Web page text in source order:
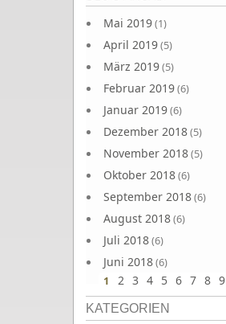
Mai 2019(1)
April 2019(5)
März 2019(5)
Februar 2019(6)
Januar 2019(6)
Dezember 2018(5)
November 2018(5)
Oktober 2018(6)
September 2018(6)
August 2018(6)
Juli 2018(6)
Juni 2018(6)
1 2 3 4 5 6 7 8 9
KATEGORIEN